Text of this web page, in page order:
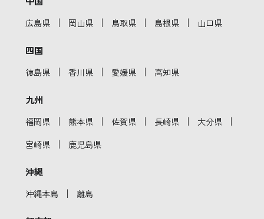
広島県 ｜ 岡山県 ｜ 鳥取県 ｜ 島根県 ｜ 山口県
四国
徳島県 ｜ 香川県 ｜ 愛媛県 ｜ 高知県
九州
福岡県 ｜ 熊本県 ｜ 佐賀県 ｜ 長崎県 ｜ 大分県 ｜
宮崎県 ｜ 鹿児島県
沖縄
沖縄本島 ｜ 離島